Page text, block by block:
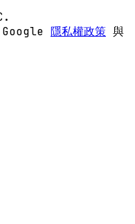
Google 隱私權政策 與